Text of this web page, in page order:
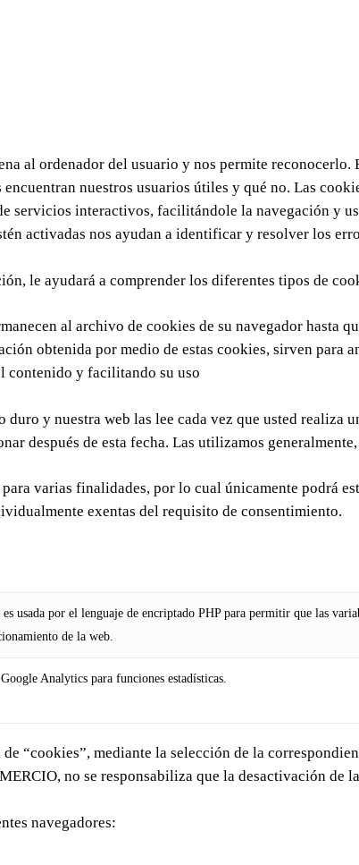
al ordenador del usuario y nos permite
nuestros usuarios útiles y qué no. Las
servicios interactivos, facilitándole la navegación y
activadas nos ayudan a identificar y resolver los
le ayudará a comprender los diferentes tipos de
al archivo de cookies de su navegador hasta
obtenida por medio de estas cookies, sirven para
contenido y facilitando su uso
duro y nuestra web las lee cada vez que usted realiza
después de esta fecha. Las utilizamos
varias finalidades, por lo cual únicamente podrá
exentas del requisito de consentimiento.
usada por el lenguaje de encriptado PHP para permitir que las
de la web.
Analytics para funciones estadísticas.
“cookies”, mediante la selección de la
no se responsabiliza que la desactivación de
navegadores: